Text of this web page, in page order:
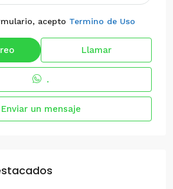
acepto Termino de Uso
Llamar
.
Enviar un mensaje